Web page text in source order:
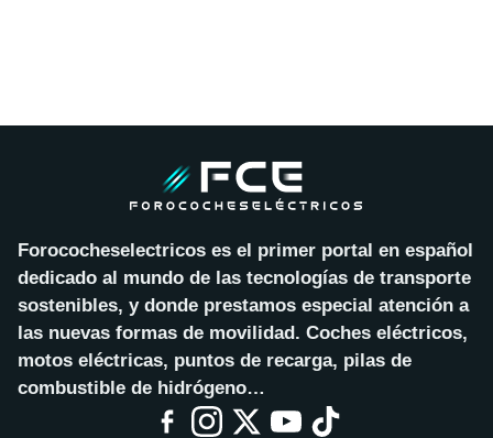
Forococheselectricos es el primer portal en español
dedicado al mundo de las tecnologías de transporte
sostenibles, y donde prestamos especial atención a
las nuevas formas de movilidad. Coches eléctricos,
motos eléctricas, puntos de recarga, pilas de
combustible de hidrógeno…